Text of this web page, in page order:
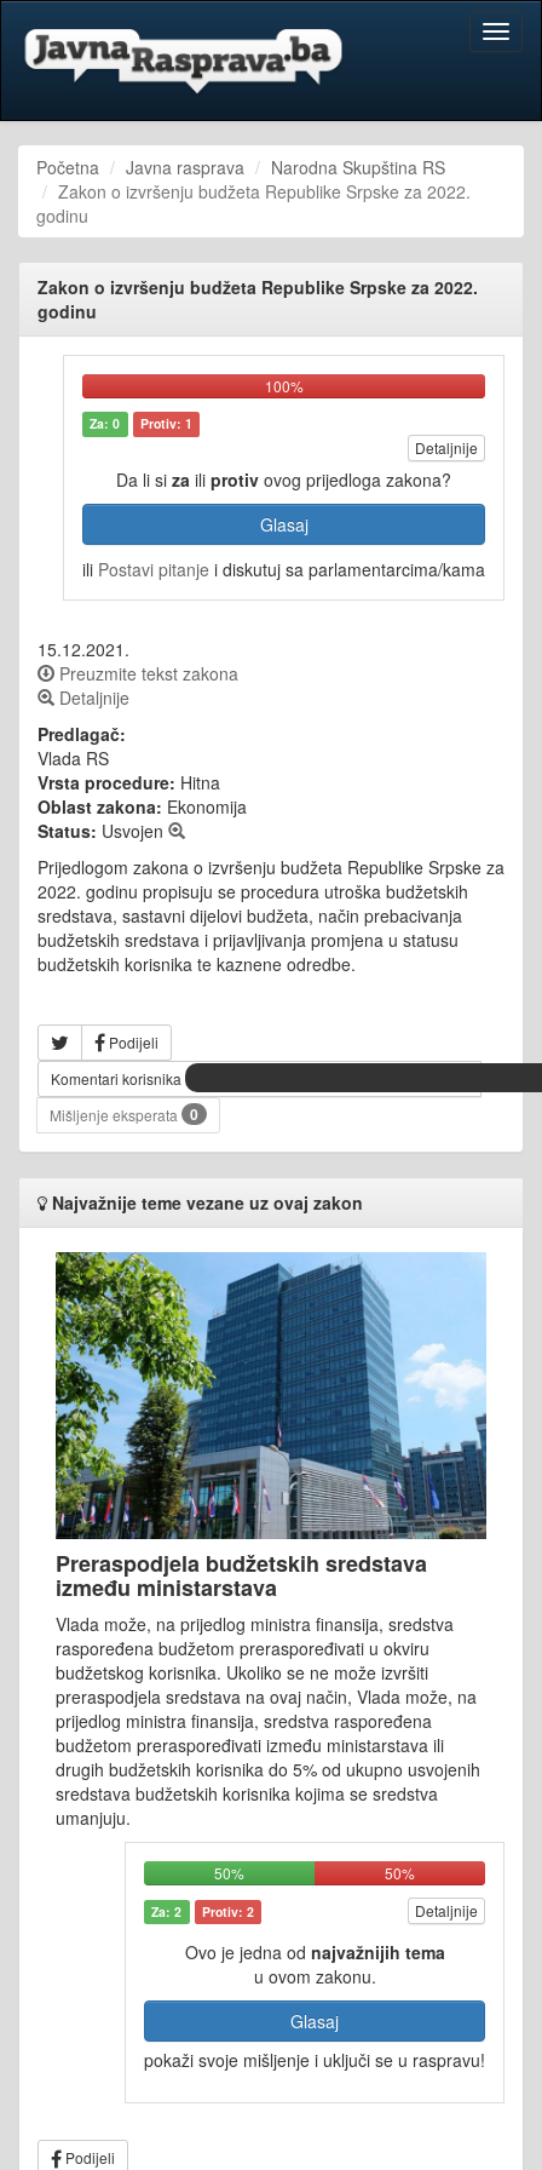
Početna Javna rasprava
Narodna Skupština RS
Zakon o izvršenju budžeta Republike Srpske za 2022.
godinu
Zakon o izvršenju budžeta Republike Srpske za 2022.
godinu
100%
Za: 0 Protiv: 1
Detaljnije
Da li si za ili protiv ovog prijedloga zakona?
Glasaj
ili Postavi pitanje i diskutuj sa parlamentarcima/kama
15.12.2021.
Preuzmite tekst zakona
Detaljnije
Predlagač:
Vlada RS
Vrsta procedure: Hitna
Oblast zakona: Ekonomija
Status: Usvojen
Prijedlogom zakona o izvršenju budžeta Republike Srpske za
2022. godinu propisuju se procedura utroška budžetskih
sredstava, sastavni dijelovi budžeta, način prebacivanja
budžetskih sredstava i prijavljivanja promjena u statusu
budžetskih korisnika te kaznene odredbe.
Podijeli
Komentari korisnika
Mišljenje eksperata
0
Najvažnije teme vezane uz ovaj zakon
Preraspodjela budžetskih sredstava
između ministarstava
Vlada može, na prijedlog ministra finansija, sredstva
raspoređena budžetom preraspoređivati u okviru
budžetskog korisnika. Ukoliko se ne može izvršiti
preraspodjela sredstava na ovaj način, Vlada može, na
prijedlog ministra finansija, sredstva raspoređena
budžetom preraspoređivati između ministarstava ili
drugih budžetskih korisnika do 5% od ukupno usvojenih
sredstava budžetskih korisnika kojima se sredstva
umanjuju.
50% 50%
Za: 2 Protiv: 2 Detaljnije
Ovo je jedna od najvažnijih tema
u ovom zakonu.
Glasaj
pokaži svoje mišljenje i uključi se u raspravu!
Podijeli